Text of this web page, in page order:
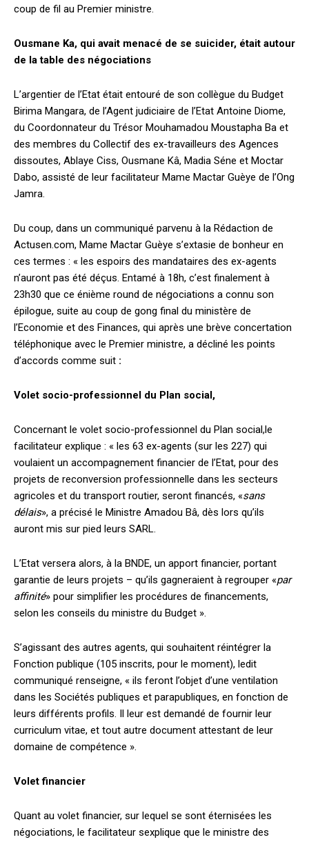
coup de fil au Premier ministre.
Ousmane Ka, qui avait menacé de se suicider, était autour
de la table des négociations
L’argentier de l’Etat était entouré de son collègue du Budget
Birima Mangara, de l’Agent judiciaire de l’Etat Antoine Diome,
du Coordonnateur du Trésor Mouhamadou Moustapha Ba et
des membres du Collectif des ex-travailleurs des Agences
dissoutes, Ablaye Ciss, Ousmane Kâ, Madia Séne et Moctar
Dabo, assisté de leur facilitateur Mame Mactar Guèye de l’Ong
Jamra.
Du coup, dans un communiqué parvenu à la Rédaction de
Actusen.com, Mame Mactar Guèye s’extasie de bonheur en
ces termes : « les espoirs des mandataires des ex-agents
n’auront pas été déçus. Entamé à 18h, c’est finalement à
23h30 que ce énième round de négociations a connu son
épilogue, suite au coup de gong final du ministère de
l’Economie et des Finances, qui après une brève concertation
téléphonique avec le Premier ministre, a décliné les points
d’accords comme suit :
Volet socio-professionnel du Plan social,
Concernant le volet socio-professionnel du Plan social,le
facilitateur explique : « les 63 ex-agents (sur les 227) qui
voulaient un accompagnement financier de l’Etat, pour des
projets de reconversion professionnelle dans les secteurs
agricoles et du transport routier, seront financés, «sans
délais», a précisé le Ministre Amadou Bâ, dès lors qu’ils
auront mis sur pied leurs SARL.
L’Etat versera alors, à la BNDE, un apport financier, portant
garantie de leurs projets – qu’ils gagneraient à regrouper «par
affinité» pour simplifier les procédures de financements,
selon les conseils du ministre du Budget ».
S’agissant des autres agents, qui souhaitent réintégrer la
Fonction publique (105 inscrits, pour le moment), ledit
communiqué renseigne, « ils feront l’objet d’une ventilation
dans les Sociétés publiques et parapubliques, en fonction de
leurs différents profils. Il leur est demandé de fournir leur
curriculum vitae, et tout autre document attestant de leur
domaine de compétence ».
Volet financier
Quant au volet financier, sur lequel se sont éternisées les
négociations, le facilitateur sexplique que le ministre des